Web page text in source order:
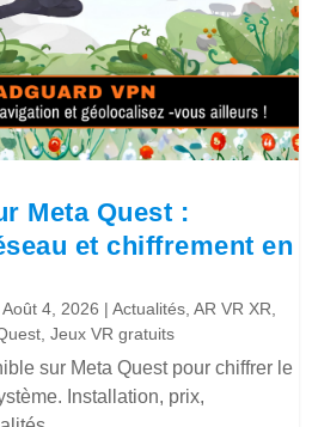
Meta Quest :
et chiffrement en
Août 4, 2026 |Actualités,AR VR XR,
,Jeux VR gratuits
sur Meta Quest pour chiffrer le
Installation, prix,